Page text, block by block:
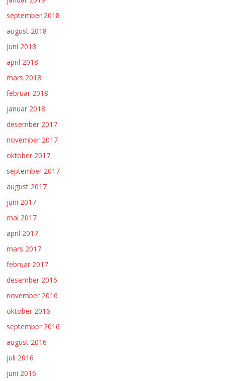
september 2018
august 2018
juni 2018
april 2018
mars 2018
februar 2018
januar 2018
desember 2017
november 2017
oktober 2017
september 2017
august 2017
juni 2017
mai 2017
april 2017
mars 2017
februar 2017
desember 2016
november 2016
oktober 2016
september 2016
august 2016
juli 2016
juni 2016